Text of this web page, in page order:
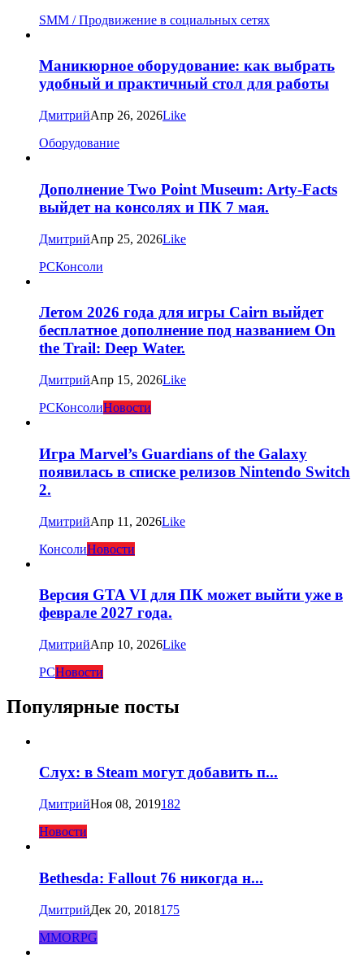
SMM / Продвижение в социальных сетях
Маникюрное оборудование: как выбрать
удобный и практичный стол для работы
ДмитрийАпр 26, 2026Like
Оборудование
Дополнение Two Point Museum: Arty-Facts
выйдет на консолях и ПК 7 мая.
ДмитрийАпр 25, 2026Like
PCКонсоли
Летом 2026 года для игры Cairn выйдет
бесплатное дополнение под названием On
the Trail: Deep Water.
ДмитрийАпр 15, 2026Like
PCКонсолиНовости
Игра Marvel’s Guardians of the Galaxy
появилась в списке релизов Nintendo Switch
2.
ДмитрийАпр 11, 2026Like
КонсолиНовости
Версия GTA VI для ПК может выйти уже в
феврале 2027 года.
ДмитрийАпр 10, 2026Like
PCНовости
Популярные посты
Слух: в Steam могут добавить п...
ДмитрийНоя 08, 2019182
Новости
Bethesda: Fallout 76 никогда н...
ДмитрийДек 20, 2018175
MMORPG